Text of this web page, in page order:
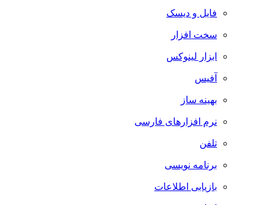
فایل و دیسک
سخت افزار
ابزار لینوکس
آفیس
بهینه ساز
نرم افزارهای فارسی
تلفن
برنامه نویسی
بازیابی اطلاعات